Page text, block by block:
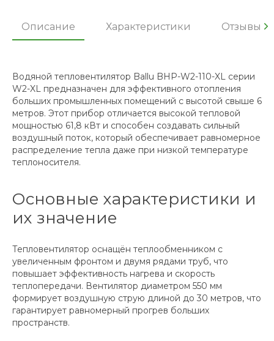
Описание Характеристики Отзывы
Водяной тепловентилятор Ballu BHP-W2-110-XL серии
W2-XL предназначен для эффективного отопления
больших промышленных помещений с высотой свыше 6
метров. Этот прибор отличается высокой тепловой
мощностью 61,8 кВт и способен создавать сильный
воздушный поток, который обеспечивает равномерное
распределение тепла даже при низкой температуре
теплоносителя.
Основные характеристики и
их значение
Тепловентилятор оснащён теплообменником с
увеличенным фронтом и двумя рядами труб, что
повышает эффективность нагрева и скорость
теплопередачи. Вентилятор диаметром 550 мм
формирует воздушную струю длиной до 30 метров, что
гарантирует равномерный прогрев больших
пространств.